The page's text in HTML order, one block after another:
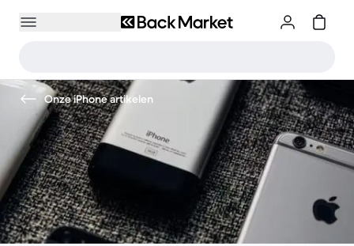
Onze iPhone artikelen